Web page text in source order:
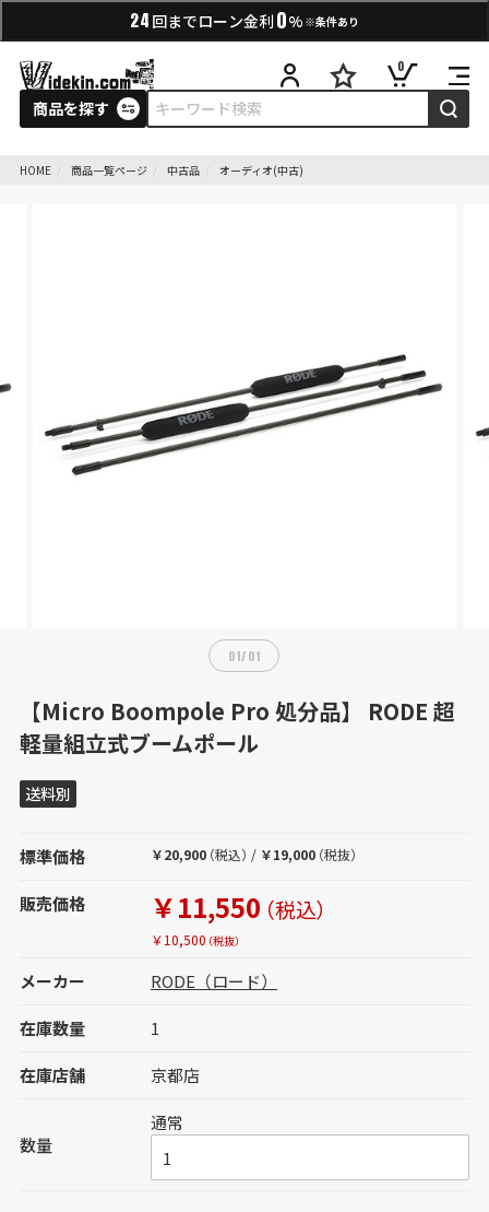
24 回までローン金利 0% ※条件あり
商品を探す
0
HOME 商品一覧ページ 中古品 オーディオ(中古)
01/01
【Micro Boompole Pro 処分品】 RODE 超
軽量組立式ブームポール
送料別
標準価格 ￥20,900 （税込） / ￥19,000 （税抜）
販売価格 ￥11,550 （税込）
￥10,500 （税抜）
メーカー RODE（ロード）
在庫数量 1
在庫店舗 京都店
数量
通常